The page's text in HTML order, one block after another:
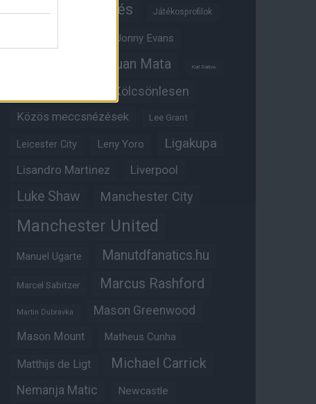
Játékosértékelés Játékosprofilok
Jonny Evans
Juan Mata Karl Darlow
Kölcsönlesen
Közös meccsnézések Lee Grant
Leicester City Leny Yoro Ligakupa
Lisandro Martinez Liverpool
Luke Shaw Manchester City
Manchester United
Manuel Ugarte Manutdfanatics.hu
Marcel Sabitzer Marcus Rashford
Martin Dubravka Mason Greenwood
Mason Mount Matheus Cunha
Matthijs de Ligt Michael Carrick
Nemanja Matic Newcastle